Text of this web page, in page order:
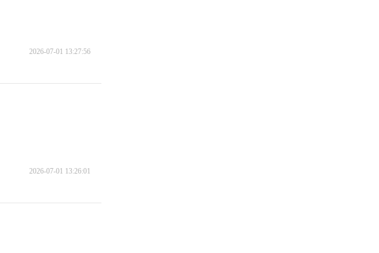
2026-07-01 13:27:56
2026-07-01 13:26:01